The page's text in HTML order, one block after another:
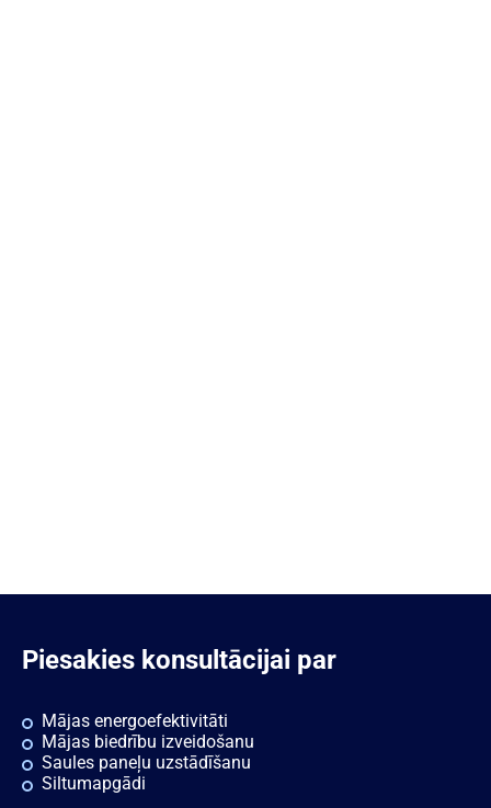
Piesakies konsultācijai par
Mājas energoefektivitāti
Mājas biedrību izveidošanu
Saules paneļu uzstādīšanu
Siltumapgādi